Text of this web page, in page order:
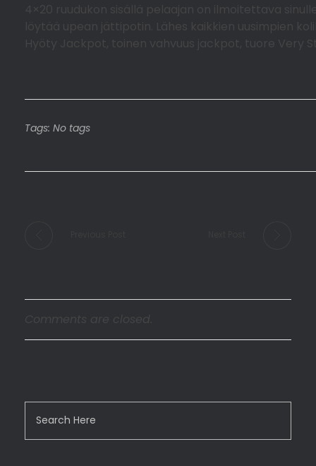
4×20 ruudukon sisällä pelaajan on ilmoitettava
löytää upean jättipotin. Lähes kaikkien uusimpien
Hyöty Jackpot, toinen vahvuus jackpot, tuore
Tags: No tags
Comments are closed.